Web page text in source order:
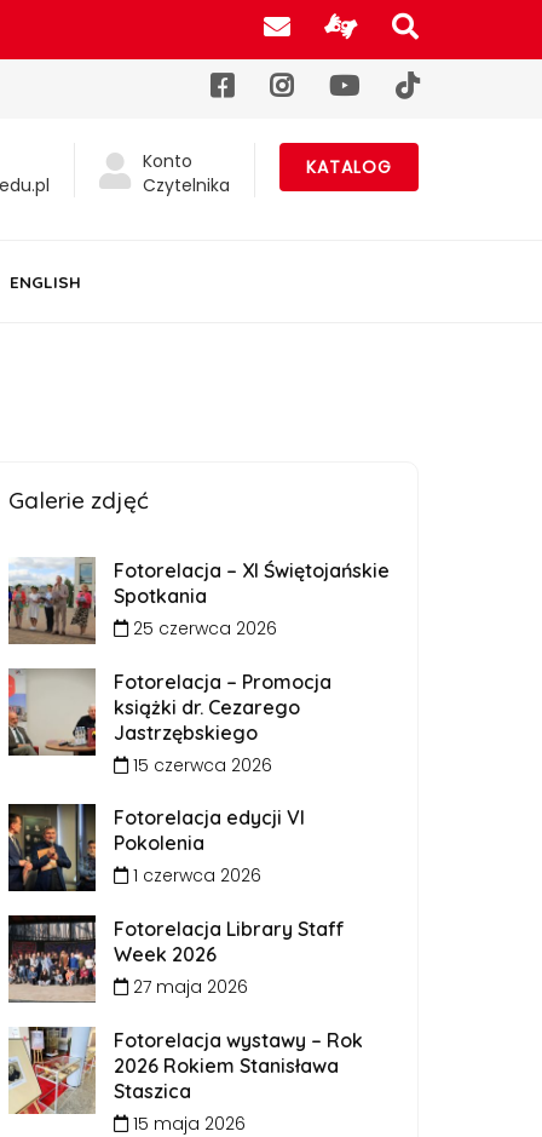
Poczta UJKInformacje
Szukaj
Facebook
Instagram
YouTube
TikTok
Konto
Czytelnika
KATALOG
ENGLISH
Galerie zdjęć
Fotorelacja – XI Świętojańskie
Spotkania
25 czerwca 2026
Fotorelacja – Promocja
książki dr. Cezarego
Jastrzębskiego
15 czerwca 2026
Fotorelacja edycji VI
Pokolenia
1 czerwca 2026
Fotorelacja Library Staff
Week 2026
27 maja 2026
Fotorelacja wystawy – Rok
2026 Rokiem Stanisława
Staszica
15 maja 2026